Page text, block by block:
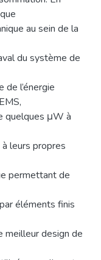
au sein de la
du système de
l’énergie
quelques μW à
leurs propres
permettant de
éléments finis
meilleur design de